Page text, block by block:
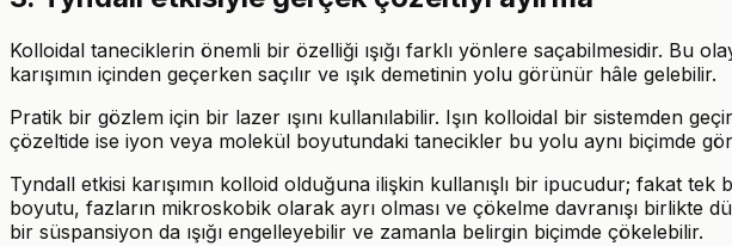
Kolloidal taneciklerin önemli bir özelliği ışığı farklı yönlere saçabilmesidir. Bu
karışımın içinden geçerken saçılır ve ışık demetinin yolu görünür hâle gelebilir.
Pratik bir gözlem için bir lazer ışını kullanılabilir. Işın kolloidal bir sistemden
çözeltide ise iyon veya molekül boyutundaki tanecikler bu yolu aynı biçimde
Tyndall etkisi karışımın kolloid olduğuna ilişkin kullanışlı bir ipucudur; fakat
boyutu, fazların mikroskobik olarak ayrı olması ve çökelme davranışı
bir süspansiyon da ışığı engelleyebilir ve zamanla belirgin biçimde çökelebilir.